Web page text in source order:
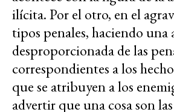
ilícita. Por el otro, en el
tipos penales, haciendo
desproporcionada de las
correspondientes a los
que se atribuyen a los
advertir que una cosa son